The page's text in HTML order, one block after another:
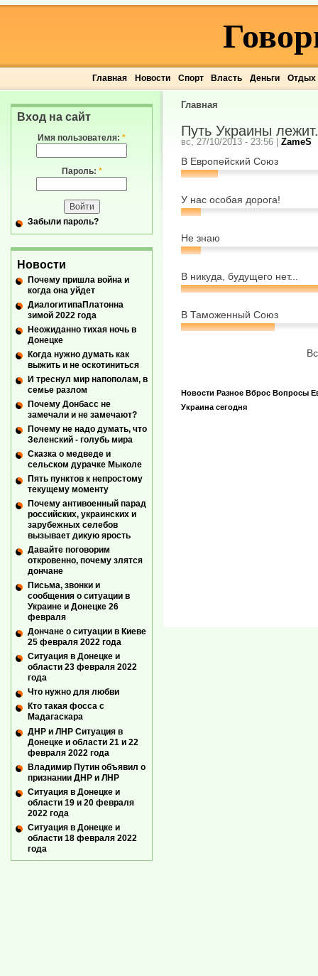
Главная Новости Спорт Власть Деньги Отдых
Главная
Путь Украины
вс, 27/10/2013 - 23:56 | ZameS
В Европейский Союз
У нас особая дорога!
Не знаю
В никуда, будущего нет...
В Таможенный Союз
Новости Разное Вброс Вопросы
Украина сегодня
Вход на сайт
Имя пользователя: *
Пароль: *
Забыли пароль?
Новости
Почему пришла война и
когда она уйдет
ДиалогитипаПлатонна
зимой 2022 года
Неожиданно тихая ночь в
Донецке
Когда нужно думать как
выжить и не оскотиниться
И треснул мир напополам, в
семье разлом
Почему Донбасс не
замечали и не замечают?
Почему не надо думать, что
Зеленский - голубь мира
Сказка о медведе и
сельском дурачке Мыколе
Пять пунктов к непростому
текущему моменту
Почему антивоенный парад
российских, украинских и
зарубежных селебов
вызывает дикую ярость
Давайте поговорим
откровенно, почему злятся
дончане
Письма, звонки и
сообщения о ситуации в
Украине и Донецке 26
февраля
Дончане о ситуации в Киеве
25 февраля 2022 года
Ситуация в Донецке и
области 23 февраля 2022
года
Что нужно для любви
Кто такая фосса с
Мадагаскара
ДНР и ЛНР Ситуация в
Донецке и области 21 и 22
февраля 2022 года
Владимир Путин объявил о
признании ДНР и ЛНР
Ситуация в Донецке и
области 19 и 20 февраля
2022 года
Ситуация в Донецке и
области 18 февраля 2022
года